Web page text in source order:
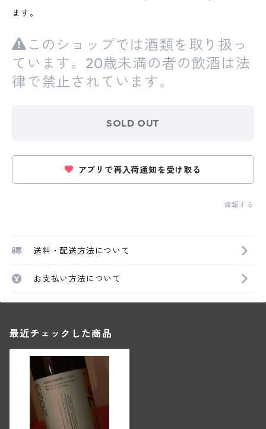
ます。
このショップでは酒類を取り扱っ
ています。20歳未満の者の飲酒は法
律で禁止されています。
SOLD OUT
アプリで再入荷通知を受け取る
通報する
送料・配送方法について
お支払い方法について
最近チェックした商品